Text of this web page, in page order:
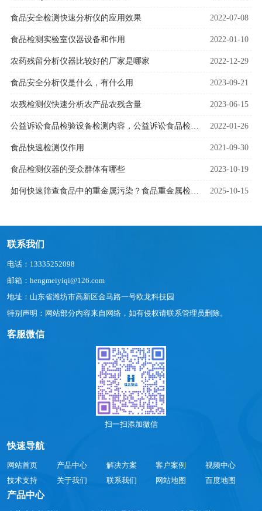
食品安全检测快速分析仪的应用效果 2022-07-08
食品检测实验室仪器设备和作用 2022-01-10
农药残留分析仪器比较好的厂家是哪家 2022-12-29
食品安全分析仪是什么，有什么用 2023-09-21
农残检测仪快速分析农产品农残含量 2023-06-15
2022-01-26
食品快速检测仪作用 2021-09-30
食品检测仪器的受众群体有哪些 2023-10-19
2025-10-15
联系我们
电话：13335252098
邮箱：hengmeiyiqi@126.com
地址：山东省潍坊市高新区金马路一号欧龙科技园
特别声明：网站部分内容来自网络，如有侵权请联系管理员删除。
客服微信
扫一扫添加微信
快速导航
网站首页 产品中心 解决方案 客户案例
视频中心
技术支持
关于我们 联系我们 网站地图 百度地图
产品中心